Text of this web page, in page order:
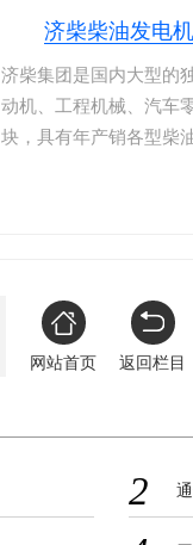
济柴柴油发电
济柴集团是国内大型的
动机、工程机械、汽车
块，具有年产销各型柴
网站首页
返回栏目
2